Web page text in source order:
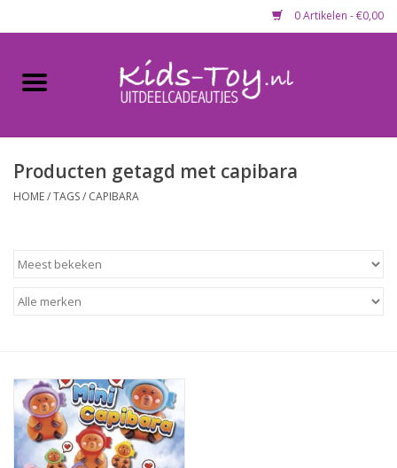
0 Artikelen - €0,00
Home
Gevulde capsules & mixen
Maandaanbieding
Koopjeshoek
Speelgoedautomaten
Speelgoedpakketten
Producten getagd met capibara
HOME/TAGS/ CAPIBARA